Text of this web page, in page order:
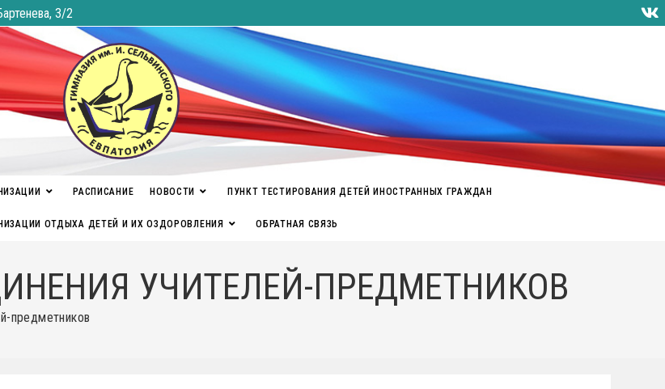
3/2
РАСПИСАНИЕ НОВОСТИ ПУНКТ ТЕСТИРОВАНИЯ ДЕТЕЙ ИНОСТРАННЫХ ГРАЖДАН
ОТДЫХА ДЕТЕЙ И ИХ ОЗДОРОВЛЕНИЯ ОБРАТНАЯ СВЯЗЬ
УЧИТЕЛЕЙ-ПРЕДМЕТНИКОВ
предметников